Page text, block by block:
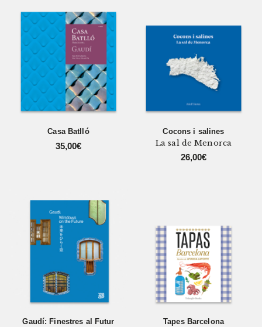
Casa Batlló
35,00€
Cocons i salines
La sal de Menorca
26,00€
Gaudí: Finestres al Futur Tapes Barcelona